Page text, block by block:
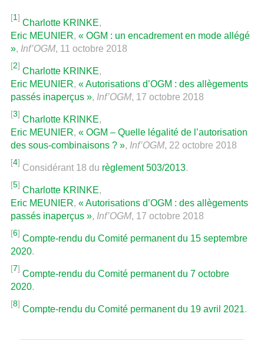
[1]
Charlotte KRINKE,
Eric MEUNIER, « OGM : un encadrement en mode allégé
», Inf’OGM, 11 octobre 2018
[2]
Charlotte KRINKE,
Eric MEUNIER, « Autorisations d’OGM : des allègements
passés inaperçus », Inf’OGM, 17 octobre 2018
[3]
Charlotte KRINKE,
Eric MEUNIER, « OGM – Quelle légalité de l’autorisation
des sous-combinaisons ? », Inf’OGM, 22 octobre 2018
[4]
Considérant 18 du règlement 503/2013.
[5]
Charlotte KRINKE,
Eric MEUNIER, « Autorisations d’OGM : des allègements
passés inaperçus », Inf’OGM, 17 octobre 2018
[6]
Compte-rendu du Comité permanent du 15 septembre
2020.
[7]
Compte-rendu du Comité permanent du 7 octobre
2020.
[8]
Compte-rendu du Comité permanent du 19 avril 2021.